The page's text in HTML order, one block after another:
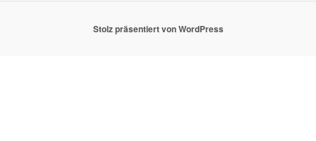
Stolz präsentiert von WordPress